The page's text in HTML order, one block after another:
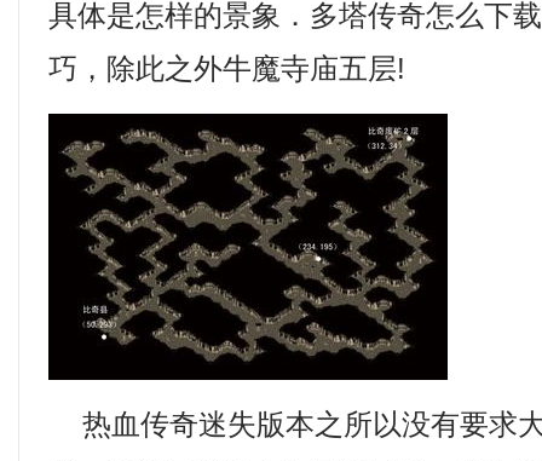
具体是怎样的景象．多塔传奇怎么下
巧，除此之外牛魔寺庙五层!
热血传奇迷失版本之所以没有要求